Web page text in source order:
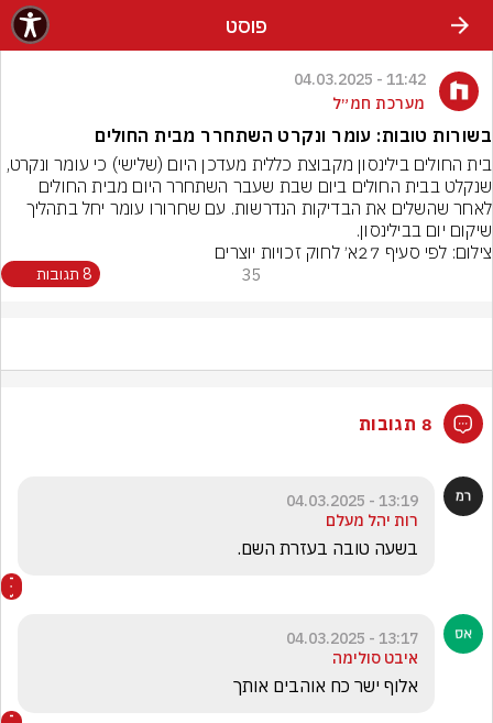
פוסט
11:42 - 04.03.2025
מערכת חמ״ל
בשורות טובות: עומר ונקרט השתחרר מבית החולים
שיקום יום בבילינסון.
צילום: לפי סעיף 27א׳ לחוק זכויות יוצרים
35 8 תגובות
8 תגובות
13:19 - 04.03.2025
רות יהל מעלם
בשעה טובה בעזרת השם.
13:17 - 04.03.2025
איבט סולימה
אלוף ישר כח אוהבים אותך